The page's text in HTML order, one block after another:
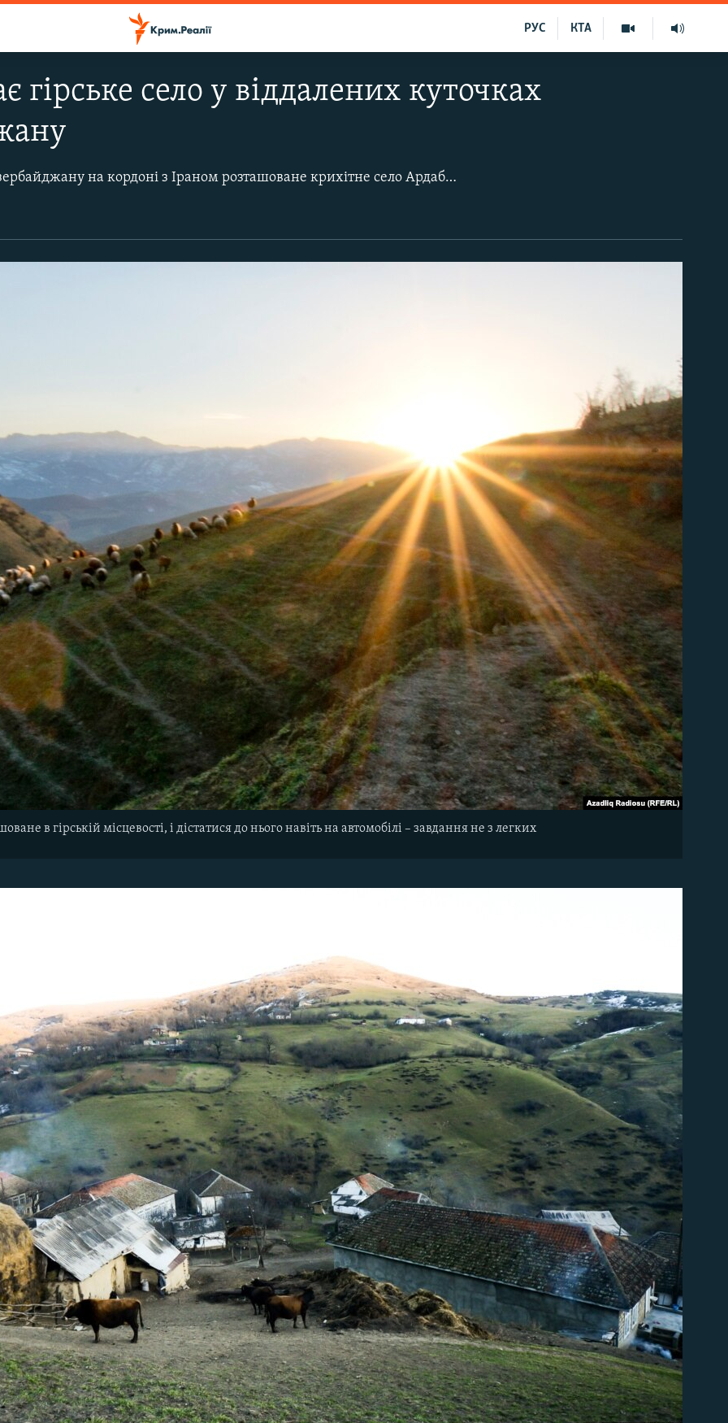
КТА
РУС
гірське село у віддалених куточках
У південній частині Азербайджану на кордоні з Іраном розташоване крихітне село Ардабіль. Більшість його жителів давно виїхали до великих міст, але залишилося кілька сімей, які виживають завдяки скотарству. Як живуть селяни серед мальовничих гір – репортаж
в гірській місцевості, і дістатися до нього навіть на автомобілі –завдання не з легких